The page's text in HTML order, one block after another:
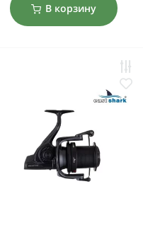
В корзину